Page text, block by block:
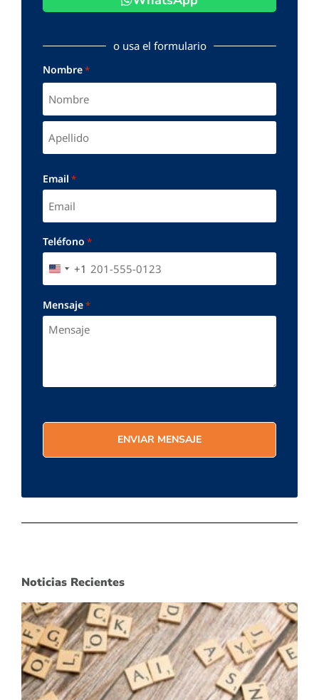
o usa el formulario
Nombre*
Email *
Teléfono *
UNITED STATES +1
+1
Mensaje*
Noticias Recientes